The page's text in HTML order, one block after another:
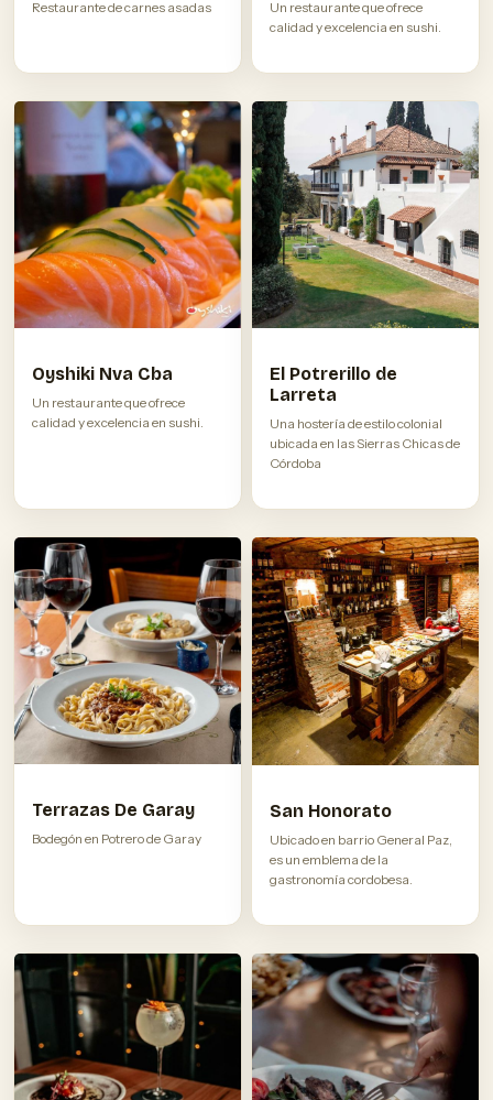
Restaurante de carnes asadas
Un restaurante que ofrece
calidad y excelencia en sushi.
Oyshiki Nva Cba
Un restaurante que ofrece
calidad y excelencia en sushi.
El Potrerillo de
Larreta
Una hostería de estilo colonial
ubicada en las Sierras Chicas de
Córdoba
Terrazas De Garay
Bodegón en Potrero de Garay
San Honorato
Ubicado en barrio General Paz,
es un emblema de la
gastronomía cordobesa.